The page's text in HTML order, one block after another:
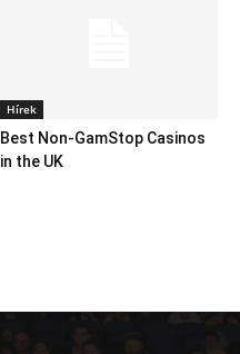
Hírek
Best Non-GamStop Casinos
in the UK